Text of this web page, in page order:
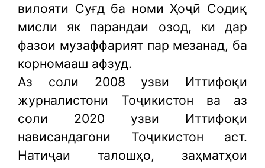
вилояти Суғд ба номи Ҳоҷӣ Содиқ
мисли як парандаи озод, ки дар
фазои музаффарият пар мезанад, ба
корномааш афзуд.
Аз соли 2008 узви Иттифоқи
журналистони Тоҷикистон ва аз
соли 2020 узви Иттифоқи
нависандагони Тоҷикистон аст.
Натиҷаи талошҳо, заҳматҳои